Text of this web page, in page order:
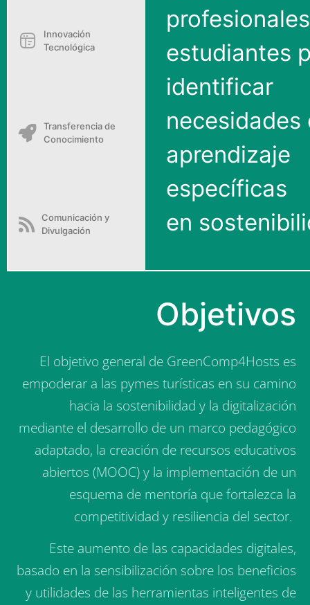
con 100
estudiantes
identificar
necesidades
aprendizaje
específicas
Objetivos
El objetivo general de GreenComp4Hosts
es
empoderar a las pymes turísticas en su camino
hacia la sostenibilidad y la digitalización
mediante el desarrollo de un marco pedagógico
adaptado, la creación de recursos educativos
abiertos (MOOC) y la implementación de un
esquema de mentoría que fortalezca la
competitividad y resiliencia del sector.
Este aumento de las capacidades digitales,